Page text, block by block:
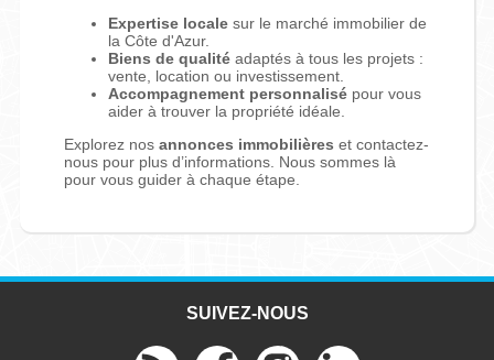
Expertise localesur le marché immobilier de
la Côte d'Azur.
Biens de qualitéadaptés à tous les projets :
vente, location ou investissement.
Accompagnement personnalisépour vous
aider à trouver la propriété idéale.
Explorez nos annonces immobilières et contactez-
nous pour plus d’informations. Nous sommes là
pour vous guider à chaque étape.
SUIVEZ-NOUS